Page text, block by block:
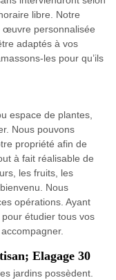
libre. Notre
œuvre personnalisée
adaptés à vos
les pour qu’ils
espace de plantes,
Nous pouvons
propriété afin de
à fait réalisable de
les fruits, les
Nous
opérations. Ayant
étudier tous vos
Elagage 30
jardins possèdent.